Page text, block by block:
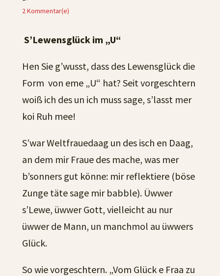
2 Kommentar(e)
S’Lewensglück im „U“
Hen Sie g’wusst, dass des Lewensglück die
Form von eme „U“ hat? Seit vorgeschtern
woiß ich des un ich muss sage, s’lasst mer
koi Ruh mee!
S’war Weltfrauedaag un des isch en Daag,
an dem mir Fraue des mache, was mer
b’sonners gut könne: mir reflektiere (böse
Zunge täte sage mir babble). Üwwer
s’Lewe, üwwer Gott, vielleicht au nur
üwwer de Mann, un manchmol au üwwers
Glück.
So wie vorgeschtern. „Vom Glück e Fraa zu